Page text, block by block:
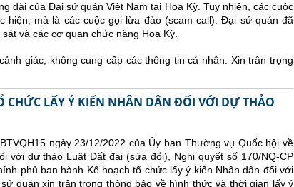
đài của Đại sứ quán Việt Nam tại Hoa Kỳ. Tuy nhiên, các cuộc
hiện, mà là các cuộc gọi lừa đảo (scam call). Đại sứ quán đã
và các cơ quan chức năng Hoa Kỳ.
giác, không cung cấp các thông tin cá nhân. Xin trân trọng
CHỨC LẤY Ý KIẾN NHÂN DÂN ĐỐI VỚI DỰ THẢO
ngày 23/12/2022 của Ủy ban Thường vụ Quốc hội về
với dự thảo Luật Đất đai (sửa đổi), Nghị quyết số 170/NQ-CP
phủ ban hành Kế hoạch tổ chức lấy ý kiến Nhân dân đối với
quán xin trân trọng thông báo về hình thức và thời gian lấy ý